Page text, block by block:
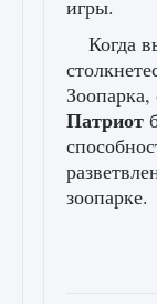
игры.
Когда
Патриот
зоопарке.